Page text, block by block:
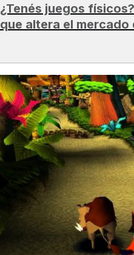
¿Tenés juegos
que altera el mercado